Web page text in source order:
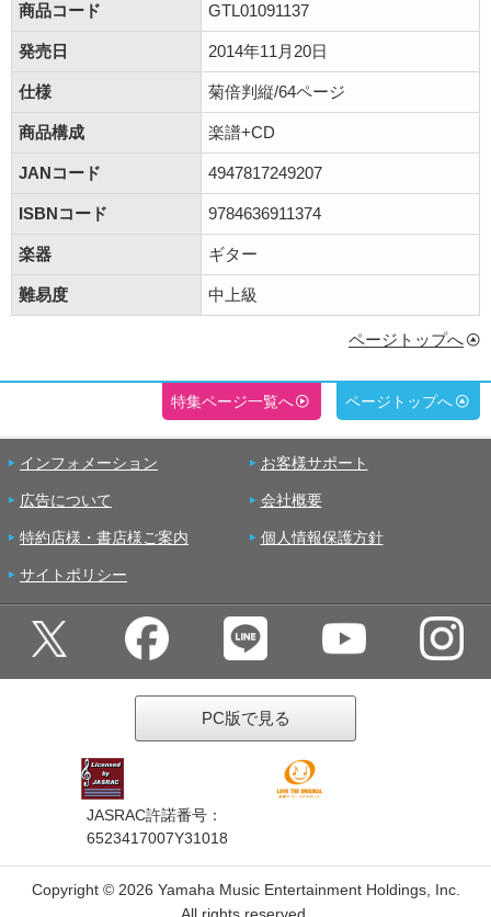
商品コード
GTL01091137
発売日 2014年11月20日
仕様 菊倍判縦/64ページ
商品構成 楽譜+CD
JANコード 4947817249207
ISBNコード 9784636911374
楽器 ギター
難易度 中上級
ページトップへ
特集ページ一覧へ ページトップへ
インフォメーション お客様サポート
広告について 会社概要
特約店様・書店様ご案内 個人情報保護方針
サイトポリシー
PC版で見る
JASRAC許諾番号：
6523417007Y31018
Copyright © 2026 Yamaha Music Entertainment Holdings, Inc.